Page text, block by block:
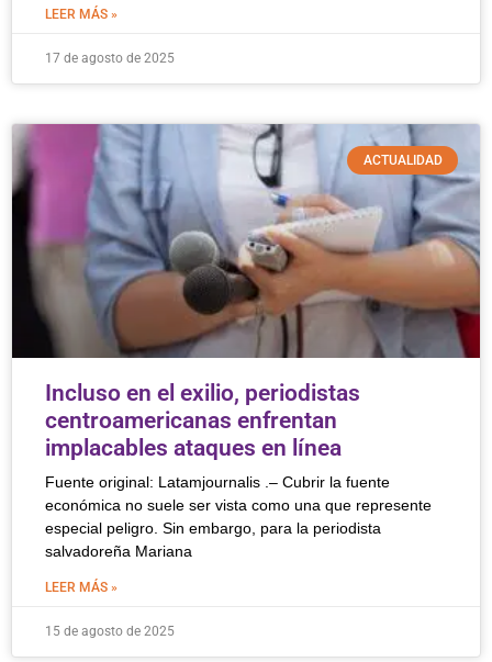
LEER MÁS »
17 de agosto de 2025
ACTUALIDAD
Incluso en el exilio, periodistas
centroamericanas enfrentan
implacables ataques en línea
Fuente original: Latamjournalis .– Cubrir la fuente
económica no suele ser vista como una que represente
especial peligro. Sin embargo, para la periodista
salvadoreña Mariana
LEER MÁS »
15 de agosto de 2025